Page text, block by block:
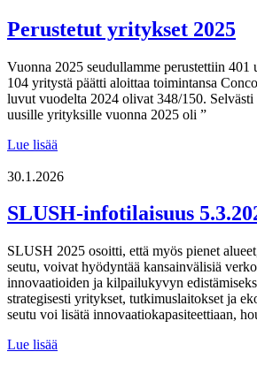
Voit
hakea
rahoitusta
–
hae
viimeistään
Perustetut yritykset 2025
Vuonna 2025 seudullamme perustettiin 401
104 yritystä päätti aloittaa toimintansa
luvut vuodelta 2024 olivat 348/150. Selvästi
uusille yrityksille vuonna 2025 oli ”
Lue lisää
2025
30.1.2026
SLUSH-infotilaisuus
SLUSH 2025 osoitti, että myös pienet
seutu, voivat hyödyntää kansainvälisiä
innovaatioiden ja kilpailukyvyn
strategisesti yritykset, tutkimuslaitokset ja
seutu voi lisätä innovaatiokapasiteettiaan,
Lue lisää